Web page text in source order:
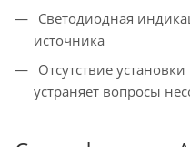
Светодиодная
источника
Отсутствие
устраняет вопросы